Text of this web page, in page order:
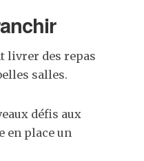
livrer des repas
salles.
défis aux
en place un